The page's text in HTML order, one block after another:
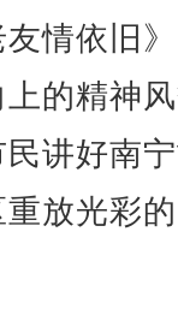
情依旧
的精神
讲好南
放光彩